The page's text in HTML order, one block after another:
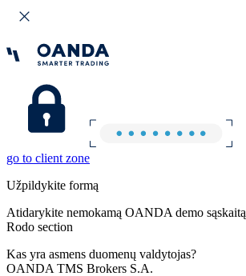
go to client zone
Užpildykite formą
Atidarykite nemokamą OANDA demo sąskaitą
Rodo section
Kas yra asmens duomenų valdytojas?
OANDA TMS Brokers S.A.